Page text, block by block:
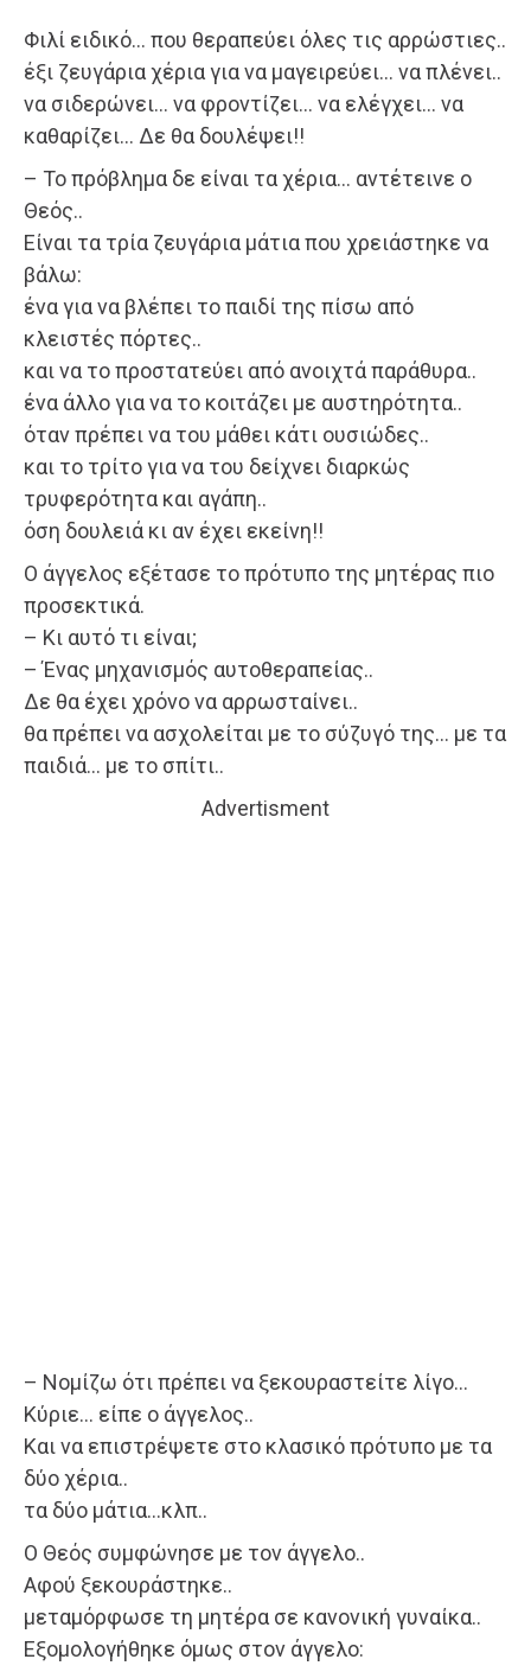
Φιλί ειδικό… που θεραπεύει όλες τις αρρώστιες..
έξι ζευγάρια χέρια για να μαγειρεύει… να πλένει..
να σιδερώνει… να φροντίζει… να ελέγχει… να
καθαρίζει… Δε θα δουλέψει!!
– Το πρόβλημα δε είναι τα χέρια… αντέτεινε ο
Θεός..
Είναι τα τρία ζευγάρια μάτια που χρειάστηκε να
βάλω:
ένα για να βλέπει το παιδί της πίσω από
κλειστές πόρτες..
και να το προστατεύει από ανοιχτά παράθυρα..
ένα άλλο για να το κοιτάζει με αυστηρότητα..
όταν πρέπει να του μάθει κάτι ουσιώδες..
και το τρίτο για να του δείχνει διαρκώς
τρυφερότητα και αγάπη..
όση δουλειά κι αν έχει εκείνη!!
Ο άγγελος εξέτασε το πρότυπο της μητέρας πιο
προσεκτικά.
– Κι αυτό τι είναι;
– Ένας μηχανισμός αυτοθεραπείας..
Δε θα έχει χρόνο να αρρωσταίνει..
θα πρέπει να ασχολείται με το σύζυγό της… με τα
παιδιά… με το σπίτι..
Advertisment
– Νομίζω ότι πρέπει να ξεκουραστείτε λίγο…
Κύριε… είπε ο άγγελος..
Και να επιστρέψετε στο κλασικό πρότυπο με τα
δύο χέρια..
τα δύο μάτια…κλπ..
Ο Θεός συμφώνησε με τον άγγελο..
Αφού ξεκουράστηκε..
μεταμόρφωσε τη μητέρα σε κανονική γυναίκα..
Εξομολογήθηκε όμως στον άγγελο: